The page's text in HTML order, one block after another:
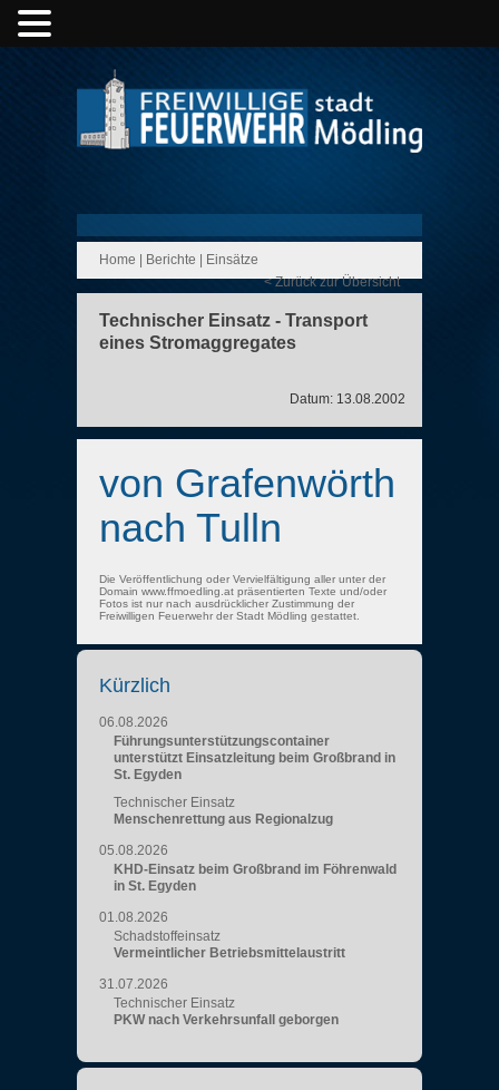
Home Berichte
Einsätze
< Zurück zur Übersicht
Technischer Einsatz - Transport
eines Stromaggregates
Datum: 13.08.2002
von Grafenwörth
nach Tulln
Die Veröffentlichung oder Vervielfältigung aller unter der
Domain www.ffmoedling.at präsentierten Texte und/oder
Fotos ist nur nach ausdrücklicher Zustimmung der
Freiwilligen Feuerwehr der Stadt Mödling gestattet.
Kürzlich
06.08.2026
Führungsunterstützungscontainer
unterstützt Einsatzleitung beim Großbrand in
St. Egyden
Technischer Einsatz
Menschenrettung aus Regionalzug
05.08.2026
KHD-Einsatz beim Großbrand im Föhrenwald
in St. Egyden
01.08.2026
Schadstoffeinsatz
Vermeintlicher Betriebsmittelaustritt
31.07.2026
Technischer Einsatz
PKW nach Verkehrsunfall geborgen